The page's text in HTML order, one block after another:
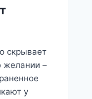
скрывает
желании –
у